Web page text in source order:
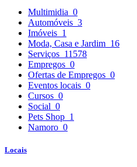
Multimidia 0
Automóveis 3
Imóveis 1
Moda, Casa e Jardim 16
Serviços 11578
Empregos 0
Ofertas de Empregos 0
Eventos locais 0
Cursos 0
Social 0
Pets Shop 1
Namoro 0
Locais